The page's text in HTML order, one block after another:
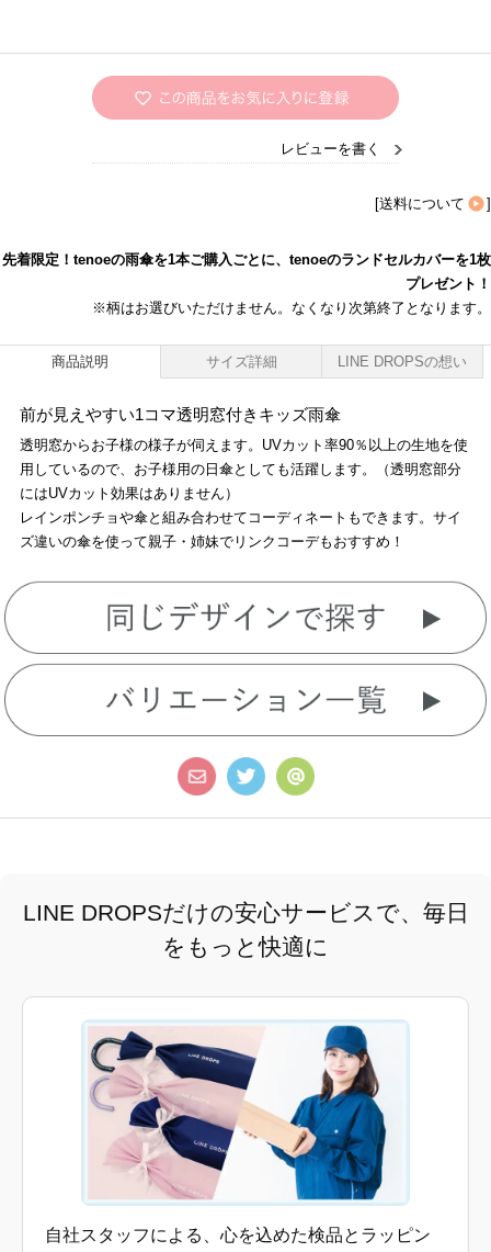
レビューを書く
[送料について ]
先着限定！tenoeの雨傘を1本ご購入ごとに、tenoeのランドセルカバーを1枚
プレゼント！
※柄はお選びいただけません。なくなり次第終了となります。
商品説明 サイズ詳細 LINE DROPSの想い
前が見えやすい1コマ透明窓付きキッズ雨傘
透明窓からお子様の様子が伺えます。UVカット率90％以上の生地を使
用しているので、お子様用の日傘としても活躍します。（透明窓部分
にはUVカット効果はありません）
レインポンチョや傘と組み合わせてコーディネートもできます。サイ
ズ違いの傘を使って親子・姉妹でリンクコーデもおすすめ！
LINE DROPSだけの安心サービスで、毎日
をもっと快適に
自社スタッフによる、心を込めた検品とラッピン